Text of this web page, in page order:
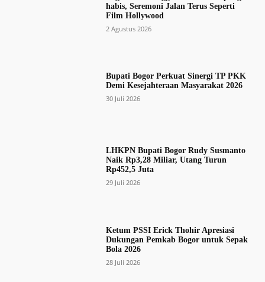
habis, Seremoni Jalan Terus Seperti
Film Hollywood
2 Agustus 2026
Bupati Bogor Perkuat Sinergi TP PKK
Demi Kesejahteraan Masyarakat 2026
30 Juli 2026
LHKPN Bupati Bogor Rudy Susmanto
Naik Rp3,28 Miliar, Utang Turun
Rp452,5 Juta
29 Juli 2026
Ketum PSSI Erick Thohir Apresiasi
Dukungan Pemkab Bogor untuk Sepak
Bola 2026
28 Juli 2026